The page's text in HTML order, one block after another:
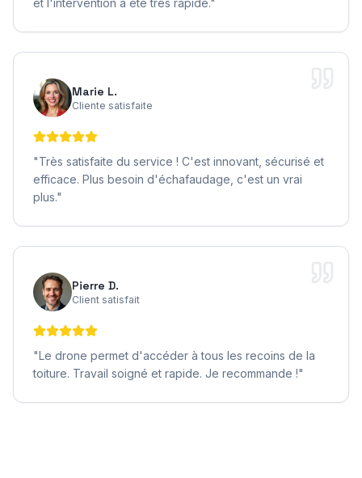
et l'intervention a été très rapide."
Marie L.
Cliente satisfaite
"Très satisfaite du service ! C'est innovant, sécurisé et
efficace. Plus besoin d'échafaudage, c'est un vrai
plus."
Pierre D.
Client satisfait
"Le drone permet d'accéder à tous les recoins de la
toiture. Travail soigné et rapide. Je recommande !"